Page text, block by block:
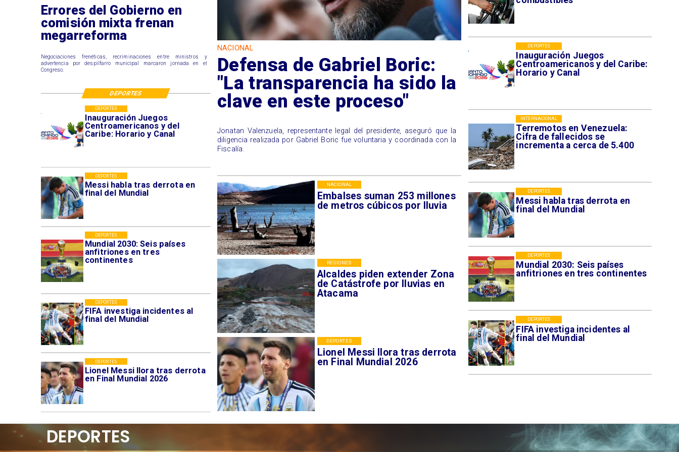
Inauguración Juegos
Centroamericanos y del Caribe:
Horario y Canal
DEPORTES
Terremotos en Venezuela:
Cifra de fallecidos se
incrementa a cerca de 5.400
INTERNACIONAL
Messi habla tras derrota en
final del Mundial
DEPORTES
Mundial 2030: Seis países
anfitriones en tres continentes
DEPORTES
FIFA investiga incidentes al
final del Mundial
DEPORTES
Inauguración Juegos
Centroamericanos y del
Caribe: Horario y Canal
DEPORTES
Messi habla tras derrota en
final del Mundial
DEPORTES
Mundial 2030: Seis países
anfitriones en tres
continentes
DEPORTES
FIFA investiga incidentes al
final del Mundial
DEPORTES
Lionel Messi llora tras derrota
en Final Mundial 2026
DEPORTES
Embalses suman 253 millones
de metros cúbicos por lluvia
NACIONAL
Alcaldes piden extender Zona
de Catástrofe por lluvias en
Atacama
REGIONES
Lionel Messi llora tras derrota
en Final Mundial 2026
DEPORTES
Errores del Gobierno en
comisión mixta frenan
megarreforma
Negociaciones frenéticas, recriminaciones entre ministros y
advertencia por despilfarro municipal marcaron jornada en el
Congreso.
NACIONAL
Defensa de Gabriel Boric:
"La transparencia ha sido la
clave en este proceso"
Jonatan Valenzuela, representante legal del presidente, aseguró que la
diligencia realizada por Gabriel Boric fue voluntaria y coordinada con la
Fiscalía.
DEPORTES
DEPORTES